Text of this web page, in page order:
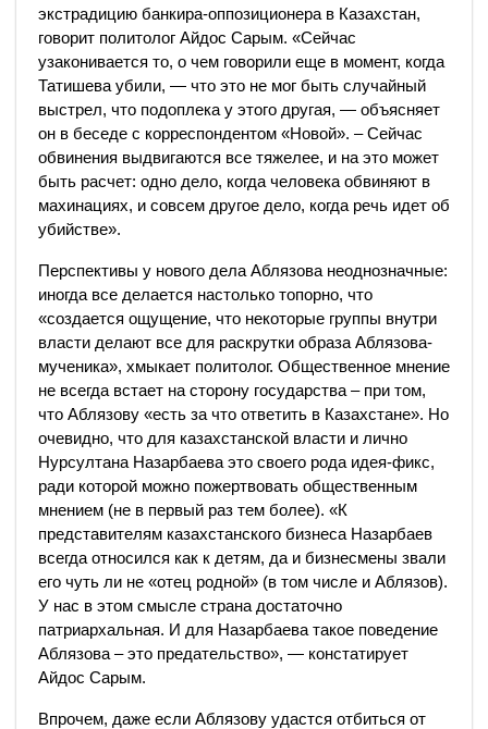
экстрадицию банкира-оппозиционера в Казахстан,
говорит политолог Айдос Сарым. «Сейчас
узаконивается то, о чем говорили еще в момент, когда
Татишева убили, — что это не мог быть случайный
выстрел, что подоплека у этого другая, — объясняет
он в беседе с корреспондентом «Новой». – Сейчас
обвинения выдвигаются все тяжелее, и на это может
быть расчет: одно дело, когда человека обвиняют в
махинациях, и совсем другое дело, когда речь идет об
убийстве».
Перспективы у нового дела Аблязова неоднозначные:
иногда все делается настолько топорно, что
«создается ощущение, что некоторые группы внутри
власти делают все для раскрутки образа Аблязова-
мученика», хмыкает политолог. Общественное мнение
не всегда встает на сторону государства – при том,
что Аблязову «есть за что ответить в Казахстане». Но
очевидно, что для казахстанской власти и лично
Нурсултана Назарбаева это своего рода идея-фикс,
ради которой можно пожертвовать общественным
мнением (не в первый раз тем более). «К
представителям казахстанского бизнеса Назарбаев
всегда относился как к детям, да и бизнесмены звали
его чуть ли не «отец родной» (в том числе и Аблязов).
У нас в этом смысле страна достаточно
патриархальная. И для Назарбаева такое поведение
Аблязова – это предательство», — констатирует
Айдос Сарым.
Впрочем, даже если Аблязову удастся отбиться от